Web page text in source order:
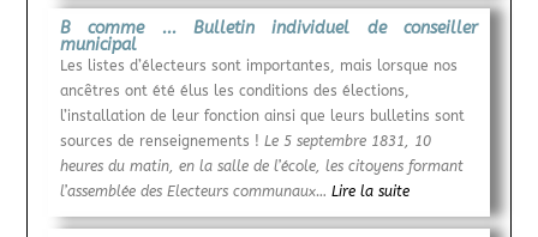
B comme ... Bulletin individuel de conseiller
municipal
Les listes d’électeurs sont importantes, mais lorsque nos
ancêtres ont été élus les conditions des élections,
l’installation de leur fonction ainsi que leurs bulletins sont
sources de renseignements ! Le 5 septembre 1831, 10
heures du matin, en la salle de l’école, les citoyens formant
l’assemblée des Electeurs communaux… Lire la suite